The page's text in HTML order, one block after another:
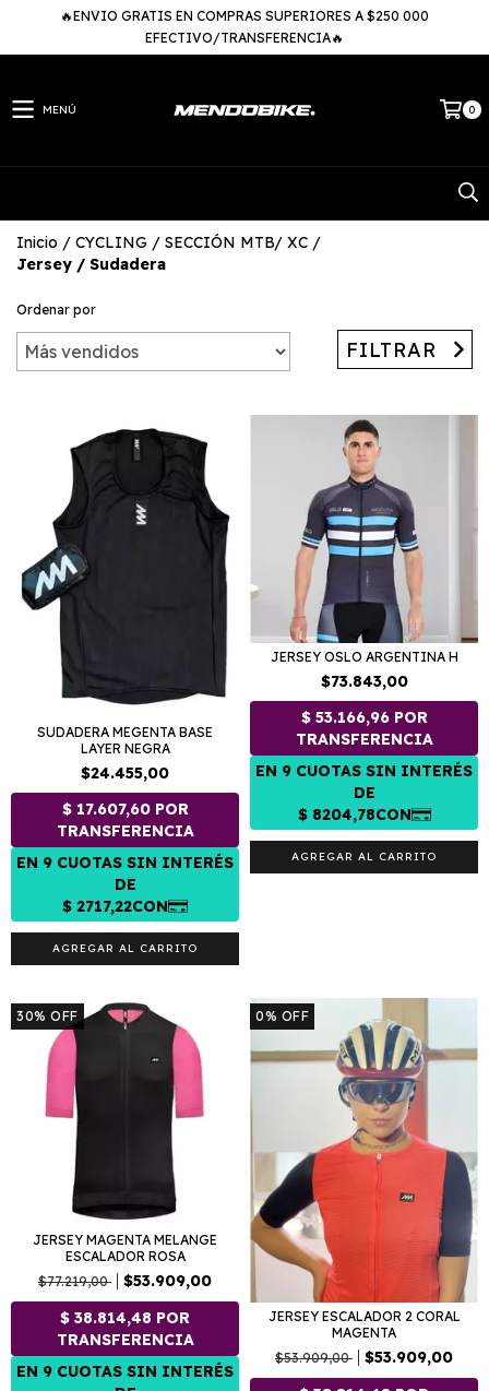
🔥ENVIO GRATIS EN COMPRAS SUPERIORES A $250 000
EFECTIVO/TRANSFERENCIA🔥
MENÚ 0
Inicio / CYCLING / SECCIÓN MTB/ XC /
Jersey / Sudadera
Ordenar por
FILTRAR
SUDADERA MEGENTA BASE
LAYER NEGRA
$24.455,00
AGREGAR AL CARRITO
JERSEY OSLO ARGENTINA H
$73.843,00
AGREGAR AL CARRITO
30% OFF
JERSEY MAGENTA MELANGE
ESCALADOR ROSA
$77.219,00
$53.909,00
0% OFF
JERSEY ESCALADOR 2 CORAL
MAGENTA
$53.909,00
$53.909,00